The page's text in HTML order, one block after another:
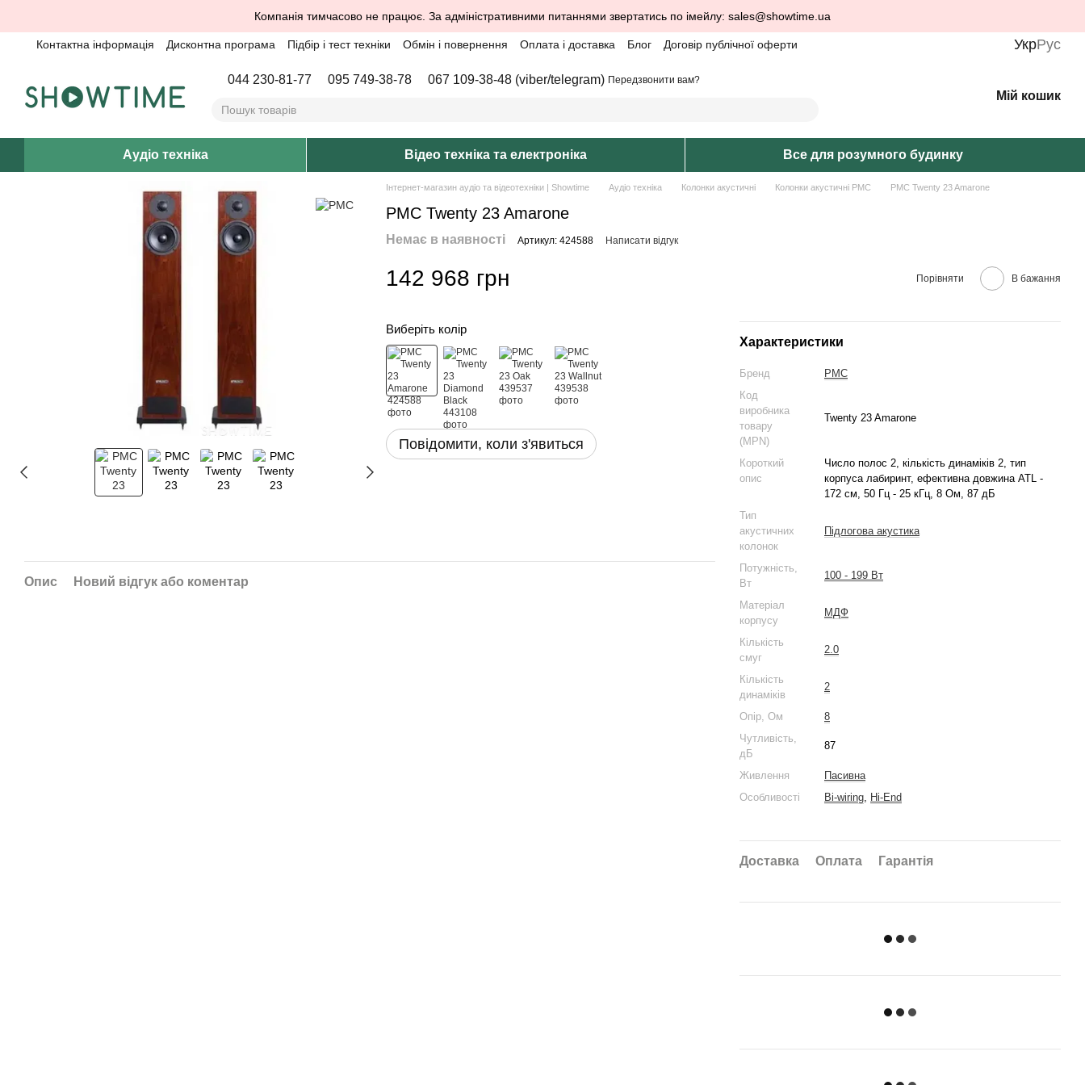
Компанія тимчасово не працює. За адміністративними питаннями звертатись по імейлу: sales@showtime.ua
Контактна інформація Дисконтна програма Підбір і тест техніки Обмін і повернення Оплата і доставка Блог Договір публічної оферти УкрРус
044 230-81-77 095 749-38-78 067 109-38-48 (viber/telegram) Передзвонити вам?
Мій кошик
Аудіо техніка Відео техніка та електроніка Все для розумного будинку
Інтернет-магазин аудіо та відеотехніки | Showtime Аудіо техніка Колонки акустичні Колонки акустичні PMC PMC Twenty 23 Amarone
PMC Twenty 23 Amarone
Немає в наявності Артикул: 424588 Написати відгук
142 968 грн Порівняти В бажання
Виберіть колір
Повідомити, коли з'явиться
Характеристики
Бренд
PMC
Код
виробника
товару
(MPN)
Twenty 23 Amarone
Короткий
опис
Число полос 2, кількість динаміків 2, тип
корпуса лабиринт, ефективна довжина ATL -
172 см, 50 Гц - 25 кГц, 8 Ом, 87 дБ
Тип
акустичних
колонок
Підлогова акустика
Потужність,
Вт
100 - 199 Вт
Матеріал
корпусу
МДФ
Кількість
смуг
2.0
Кількість
динаміків
2
Опір, Ом
8
Чутливість,
дБ
87
Живлення
Пасивна
Особливості
Bi-wiring, Hi-End
Доставка Оплата Гарантія
Опис Новий відгук або коментар